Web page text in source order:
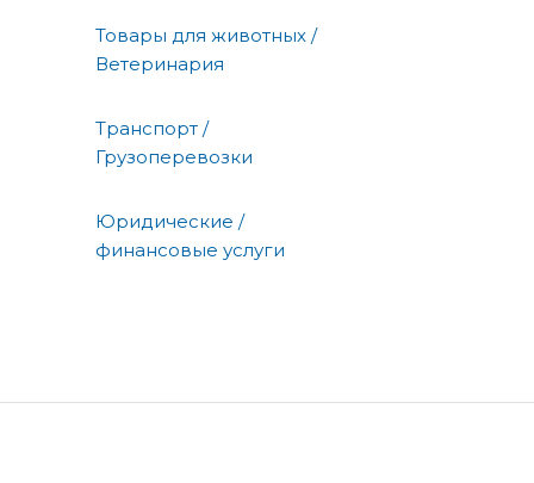
Товары для животных /
Ветеринария
Транспорт /
Грузоперевозки
Юридические /
финансовые услуги